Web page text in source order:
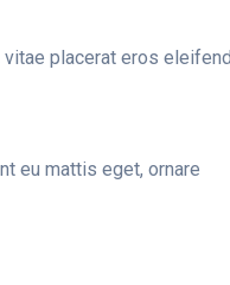
placerat eros eleifend
eu mattis eget, ornare